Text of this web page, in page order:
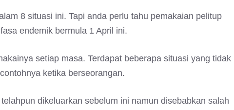
8 situasi ini. Tapi anda perlu tahu pemakaian pelitup
endemik bermula 1 April ini.
setiap masa. Terdapat beberapa situasi yang tidak
ketika berseorangan.
dikeluarkan sebelum ini namun disebabkan salah